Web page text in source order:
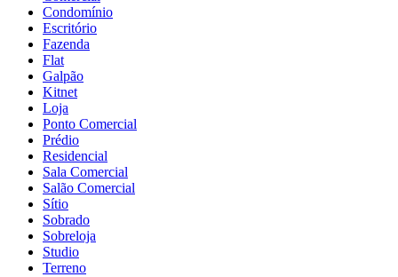
Condomínio
Escritório
Fazenda
Flat
Galpão
Kitnet
Loja
Ponto Comercial
Prédio
Residencial
Sala Comercial
Salão Comercial
Sítio
Sobrado
Sobreloja
Studio
Terreno